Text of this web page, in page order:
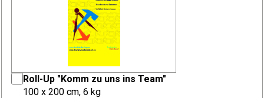
Roll-Up "Komm zu uns ins Team"
100 x 200 cm, 6 kg